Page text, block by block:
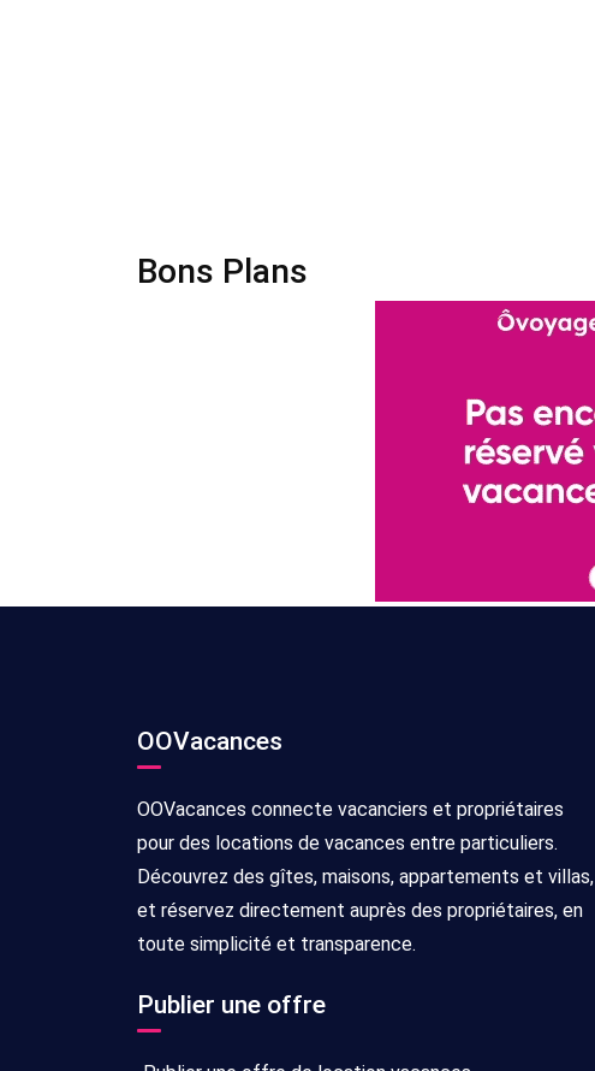
Bons Plans
OOVacances
OOVacances connecte vacanciers et propriétaires
pour des locations de vacances entre particuliers.
Découvrez des gîtes, maisons, appartements et villas,
et réservez directement auprès des propriétaires, en
toute simplicité et transparence.
Publier une offre